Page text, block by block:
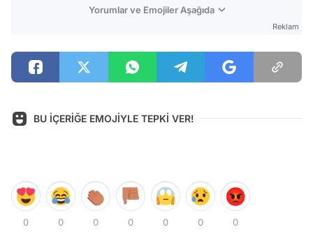
Yorumlar ve Emojiler Aşağıda
Reklam
BU İÇERİĞE EMOJİYLE TEPKİ VER!
0 0 0 0 0 0 0